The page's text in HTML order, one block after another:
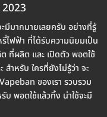
มีมากมายเลยครับ อย่างที่รู้
ไฟฟ้า ที่ได้รับความนิยมเป็น
ที่ผลิต และ เปิดตัว พอตใช้
ำหรับ ใครที่ยังไม่รู้ว่า จะ
ของเรา รวบรวม
บ พอตใช้แล้วทิ้ง น่าใช้จะมี